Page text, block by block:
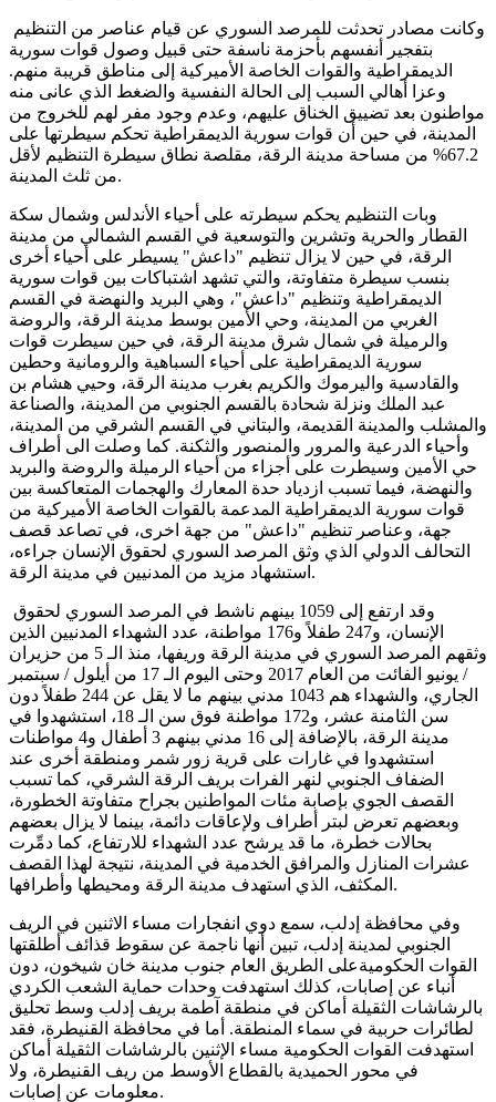
بتفجير أنفسهم بأحزمة ناسفة حتى قبيل وصول قوات سورية
الديمقراطية والقوات الخاصة الأميركية إلى مناطق قريبة منهم.
وعزا أهالي السبب إلى الحالة النفسية والضغط الذي عانى منه
مواطنون بعد تضييق الخناق عليهم، وعدم وجود مفر لهم للخروج من
المدينة، في حين أن قوات سورية الديمقراطية تحكم سيطرتها على
67.2% من مساحة مدينة الرقة، مقلصة نطاق سيطرة التنظيم لأقل
من ثلث المدينة.
وبات التنظيم يحكم سيطرته على أحياء الأندلس وشمال سكة
القطار والحرية وتشرين والتوسعية في القسم الشمالي من مدينة
الرقة، في حين لا يزال تنظيم "داعش" يسيطر على أحياء أخرى
بنسب سيطرة متفاوتة، والتي تشهد اشتباكات بين قوات سورية
الديمقراطية وتنظيم "داعش"، وهي البريد والنهضة في القسم
الغربي من المدينة، وحي الأمين بوسط مدينة الرقة، والروضة
والرميلة في شمال شرق مدينة الرقة، في حين سيطرت قوات
سورية الديمقراطية على أحياء السباهية والرومانية وحطين
والقادسية واليرموك والكريم بغرب مدينة الرقة، وحيي هشام بن
عبد الملك ونزلة شحادة بالقسم الجنوبي من المدينة، والصناعة
والمشلب والمدينة القديمة، والبتاني في القسم الشرقي من المدينة،
وأحياء الدرعية والمرور والمنصور والثكنة. كما وصلت الى أطراف
حي الأمين وسيطرت على أجزاء من أحياء الرميلة والروضة والبريد
والنهضة، فيما تسبب ازدياد حدة المعارك والهجمات المتعاكسة بين
قوات سورية الديمقراطية المدعمة بالقوات الخاصة الأميركية من
جهة، وعناصر تنظيم "داعش" من جهة اخرى، في تصاعد قصف
التحالف الدولي الذي وثق المرصد السوري لحقوق الإنسان جراءه،
استشهاد مزيد من المدنيين في مدينة الرقة.
الإنسان، و247 طفلاً و176 مواطنة، عدد الشهداء المدنيين الذين
وثقهم المرصد السوري في مدينة الرقة وريفها، منذ الـ 5 من حزيران
/ يونيو الفائت من العام 2017 وحتى اليوم الـ 17 من أيلول / سبتمبر
الجاري، والشهداء هم 1043 مدني بينهم ما لا يقل عن 244 طفلاً دون
سن الثامنة عشر، و172 مواطنة فوق سن الـ 18، استشهدوا في
مدينة الرقة، بالإضافة إلى 16 مدني بينهم 3 أطفال و4 مواطنات
استشهدوا في غارات على قرية زور شمر ومنطقة أخرى عند
الضفاف الجنوبي لنهر الفرات بريف الرقة الشرقي، كما تسبب
القصف الجوي بإصابة مئات المواطنين بجراح متفاوتة الخطورة،
وبعضهم تعرض لبتر أطراف ولإعاقات دائمة، بينما لا يزال بعضهم
بحالات خطرة، ما قد يرشح عدد الشهداء للارتفاع، كما دمِّرت
عشرات المنازل والمرافق الخدمية في المدينة، نتيجة لهذا القصف
المكثف، الذي استهدف مدينة الرقة ومحيطها وأطرافها.
وفي محافظة إدلب، سمع دوي انفجارات مساء الاثنين في الريف
الجنوبي لمدينة إدلب، تبين أنها ناجمة عن سقوط قذائف أطلقتها
القوات الحكوميةعلى الطريق العام جنوب مدينة خان شيخون، دون
أنباء عن إصابات، كذلك استهدفت وحدات حماية الشعب الكردي
بالرشاشات الثقيلة أماكن في منطقة آطمة بريف إدلب وسط تحليق
لطائرات حربية في سماء المنطقة. أما في محافظة القنيطرة، فقد
استهدفت القوات الحكومية مساء الإثنين بالرشاشات الثقيلة أماكن
في محور الحميدية بالقطاع الأوسط من ريف القنيطرة، ولا
معلومات عن إصابات.